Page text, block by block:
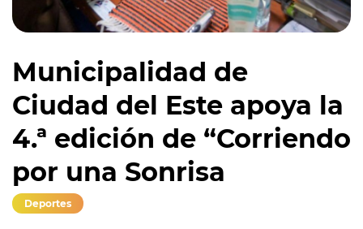
Municipalidad de
Ciudad del Este apoya la
4.ª edición de “Corriendo
por una Sonrisa
Deportes